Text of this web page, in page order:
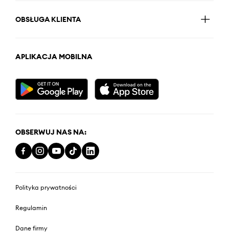
OBSŁUGA KLIENTA
APLIKACJA MOBILNA
OBSERWUJ NAS NA:
Polityka prywatności
Regulamin
Dane firmy